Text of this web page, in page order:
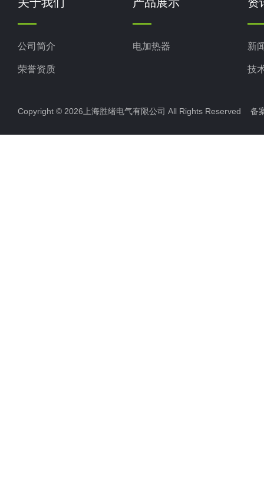
公司简介
荣誉资质
电加热器 新
技
Copyright © 2026上海胜绪电气有限公司 All Rights Reserved 备